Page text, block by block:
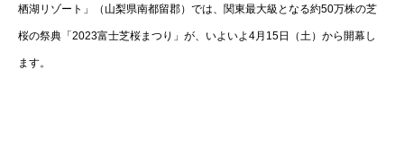
栖湖リゾート」（山梨県南都留郡）では、関東最大級となる約50万株の芝
桜の祭典「2023富士芝桜まつり」が、いよいよ4月15日（土）から開幕し
ます。